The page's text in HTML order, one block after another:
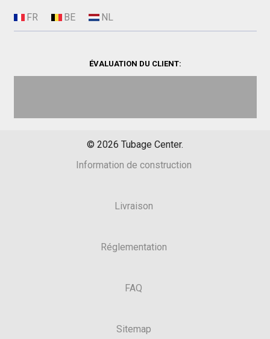
ÉVALUATION DU CLIENT:
© 2026 Tubage Center.
Information de construction
Livraison
Réglementation
FAQ
Sitemap